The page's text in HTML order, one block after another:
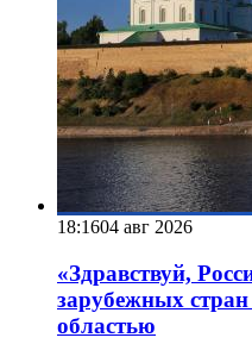
18:1604 авг 2026
«Здравствуй,
зарубежных
областью